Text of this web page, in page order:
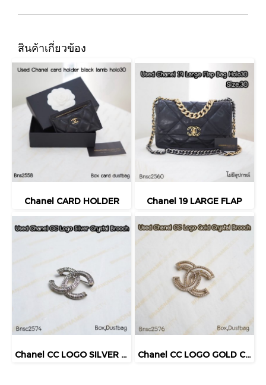
สินค้าเกี่ยวข้อง
Chanel CARD HOLDER Chanel 19 LARGE FLAP
Chanel CC LOGO SILVER CRYSTAL BROOCH Chanel CC LOGO GOLD CRYSTAL BROOCH